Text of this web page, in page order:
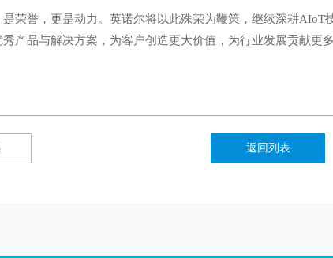
是荣誉，更是动力。英诺尔将以此殊荣为鞭策，继续深耕AIoT
产品与解决方案，为客户创造更大价值，为行业发展贡献更多
返回列表